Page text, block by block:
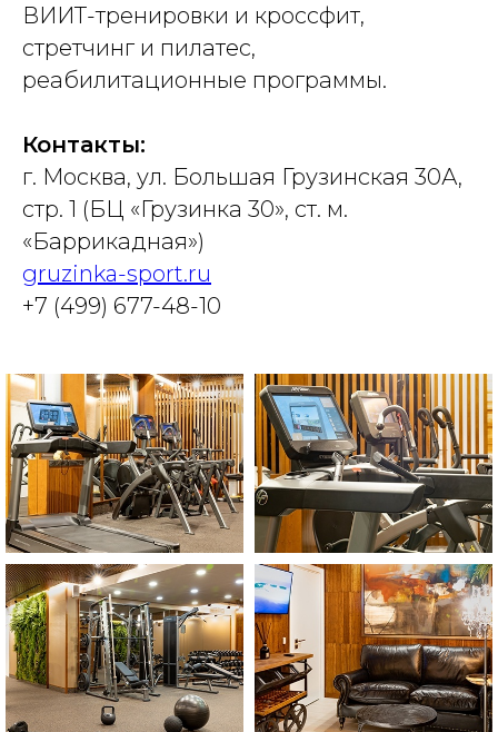
ВИИТ-тренировки и кроссфит,
стретчинг и пилатес,
реабилитационные программы.
Контакты:
г. Москва, ул. Большая Грузинская 30А,
стр. 1 (БЦ «Грузинка 30», ст. м.
«Баррикадная»)
gruzinka-sport.ru
+7 (499) 677-48-10